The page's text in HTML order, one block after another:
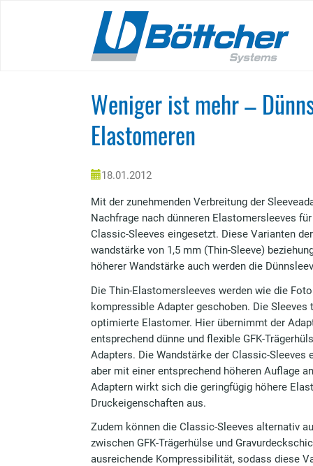
Weniger ist mehr –
Elastomeren
18.01.2012
Mit der zunehmenden Verbreitung der
Nachfrage nach dünneren Elastomersleeves
Classic-Sleeves eingesetzt. Diese Varianten
wandstärke von 1,5 mm (Thin-Sleeve)
höherer Wandstärke auch werden die
Die Thin-Elastomersleeves werden wie die
kompressible Adapter geschoben. Die
optimierte Elastomer. Hier übernimmt der
entsprechend dünne und flexible GFK-
Adapters. Die Wandstärke der Classic-
aber mit einer entsprechend höheren Auflage
Adaptern wirkt sich die geringfügig höhere
Druckeigenschaften aus.
Zudem können die Classic-Sleeves alternativ
zwischen GFK-Trägerhülse und
ausreichende Kompressibilität, sodass diese